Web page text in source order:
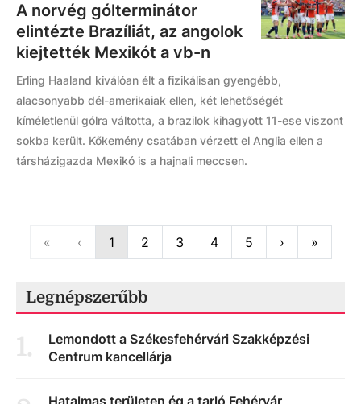
A norvég gólterminátor
elintézte Brazíliát, az angolok
kiejtették Mexikót a vb-n
Erling Haaland kiválóan élt a fizikálisan gyengébb,
alacsonyabb dél-amerikaiak ellen, két lehetőségét
kíméletlenül gólra váltotta, a brazilok kihagyott 11-ese viszont
sokba került. Kőkemény csatában vérzett el Anglia ellen a
társházigazda Mexikó is a hajnali meccsen.
« ‹Previous
1 2 3 4 5 ›Next»Last
Legnépszerűbb
1.
Lemondott a Székesfehérvári Szakképzési
Centrum kancellárja
Hatalmas területen ég a tarló Fehérvár